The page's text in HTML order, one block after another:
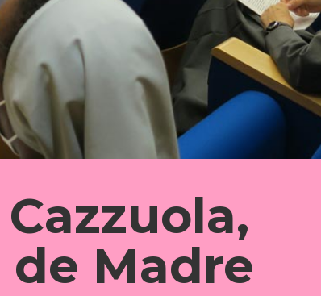
de Madre